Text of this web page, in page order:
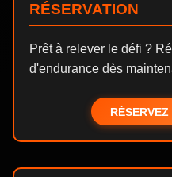
RÉSERVATION
Prêt à relever le défi ?
d'endurance dès